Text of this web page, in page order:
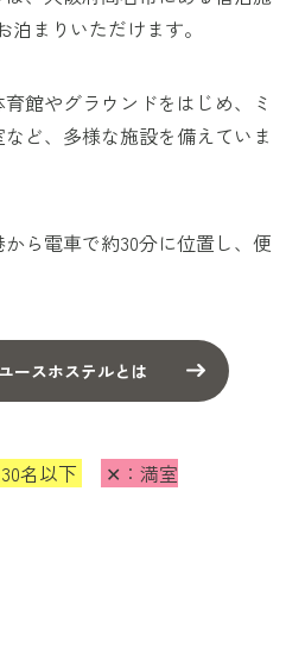
泊まりいただけます。
館やグラウンドをはじめ、ミ
ど、多様な施設を備えていま
ら電車で約30分に位置し、便
ースホステルとは
名以下 ✕：満室